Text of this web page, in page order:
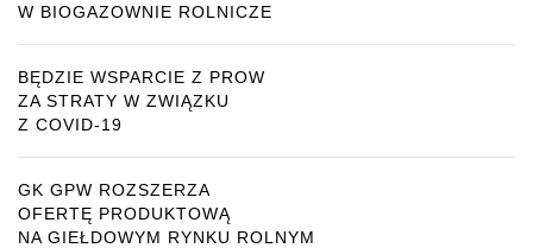
W BIOGAZOWNIE ROLNICZE
BĘDZIE WSPARCIE Z PROW
ZA STRATY W ZWIĄZKU
Z COVID-19
GK GPW ROZSZERZA
OFERTĘ PRODUKTOWĄ
NA GIEŁDOWYM RYNKU ROLNYM